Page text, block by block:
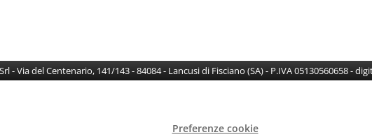
- Via del Centenario, 141/143 - 84084 - Lancusi di Fisciano (SA) - P.IVA 05130560658 -
Preferenze cookie